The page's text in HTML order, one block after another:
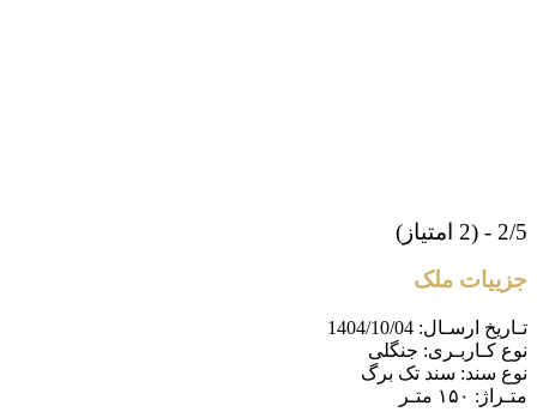
2/5 - (2 امتیاز)
جزییات ملک
تـاریخ ارسـال: 1404/10/04
نوع کـاربـری: جنگلی
نوع سند: سند تک برگ
متـراژ: ۱۵۰ متـر